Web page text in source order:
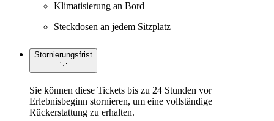
Klimatisierung an Bord
Steckdosen an jedem Sitzplatz
Stornierungsfrist
Sie können diese Tickets bis zu 24 Stunden vor
Erlebnisbeginn stornieren, um eine vollständige
Rückerstattung zu erhalten.